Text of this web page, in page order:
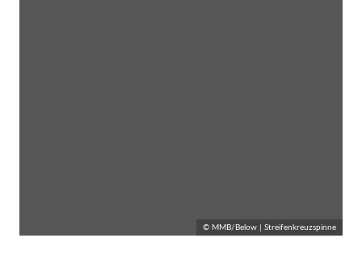
© MMB/Below | Streifenkreuzspinne